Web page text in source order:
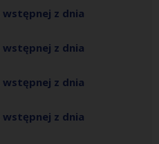
z dnia
z dnia
z dnia
z dnia